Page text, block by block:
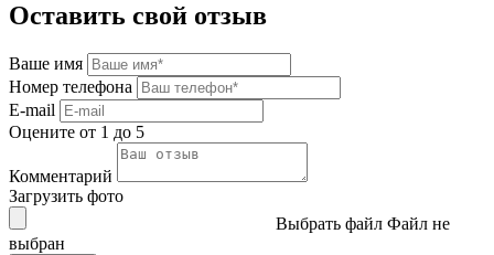
Оставить свой отзыв
Ваше имя
Номер телефона
E-mail
Оцените от 1 до 5
Комментарий
Загрузить фото
Выбрать файл Файл не
выбран